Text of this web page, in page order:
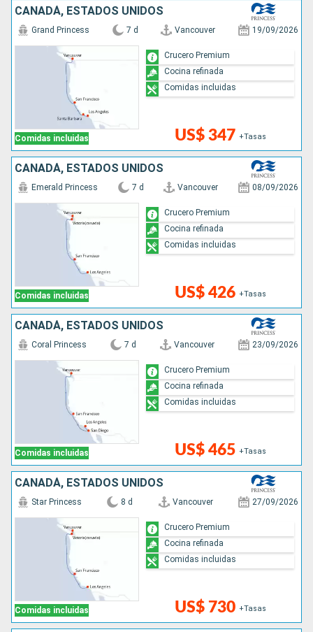
CANADÁ, ESTADOS UNIDOS
Comidas incluidas
Grand Princess 7 d Vancouver 19/09/2026
US$ 347 +Tasas
Crucero Premium
Cocina refinada
Comidas incluidas
CANADÁ, ESTADOS UNIDOS
Comidas incluidas
Emerald Princess 7 d Vancouver 08/09/2026
US$ 426 +Tasas
Crucero Premium
Cocina refinada
Comidas incluidas
CANADÁ, ESTADOS UNIDOS
Comidas incluidas
Coral Princess 7 d Vancouver 23/09/2026
US$ 465 +Tasas
Crucero Premium
Cocina refinada
Comidas incluidas
CANADÁ, ESTADOS UNIDOS
Comidas incluidas
Star Princess 8 d Vancouver 27/09/2026
US$ 730 +Tasas
Crucero Premium
Cocina refinada
Comidas incluidas